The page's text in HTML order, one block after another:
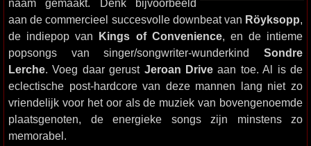
naam gemaakt. Denk bijvoorbeeld
aan de commercieel succesvolle downbeat van Röyksopp,
de indiepop van Kings of Convenience, en de intieme
popsongs van singer/songwriter-wunderkind Sondre
Lerche. Voeg daar gerust Jeroan Drive aan toe. Al is de
eclectische post-hardcore van deze mannen lang niet zo
vriendelijk voor het oor als de muziek van bovengenoemde
plaatsgenoten, de energieke songs zijn minstens zo
memorabel.